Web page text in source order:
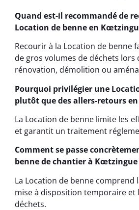
Quand est-il recommandé de
Location de benne en
Recourir à la Location de benne
de gros volumes de déchets lors
rénovation, démolition ou
Pourquoi privilégier une
plutôt que des allers-retours
La Location de benne limite les
et garantit un traitement
Comment se passe
benne de chantier à Kœtzingue
La Location de benne comprend
mise à disposition temporaire et
déchets.